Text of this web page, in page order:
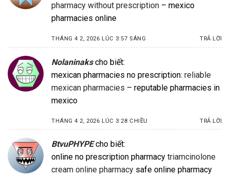
pharmacy without prescription – mexico
pharmacies online
THÁNG 4 2, 2026 LÚC 3:57 SÁNG TRẢ LỜI
Nolaninaks cho biết:
mexican pharmacies no prescription: reliable
mexican pharmacies – reputable pharmacies in
mexico
THÁNG 4 2, 2026 LÚC 3:28 CHIỀU TRẢ LỜI
BtvuPHYPE cho biết:
online no prescription pharmacy triamcinolone
cream online pharmacy safe online pharmacy